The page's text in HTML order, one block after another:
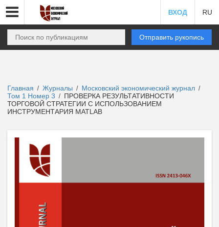
ВХОД RU
Отправить рукопись
Главная / Журналы / Московский экономический журнал /
Том 1 Номер 3 / ПРОВЕРКА РЕЗУЛЬТАТИВНОСТИ
ТОРГОВОЙ СТРАТЕГИИ С ИСПОЛЬЗОВАНИЕМ
ИНСТРУМЕНТАРИЯ MATLAB